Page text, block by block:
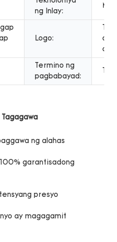
ng Inlay:
Logo:
ang
Termino ng
pagbabayad:
garantisadong